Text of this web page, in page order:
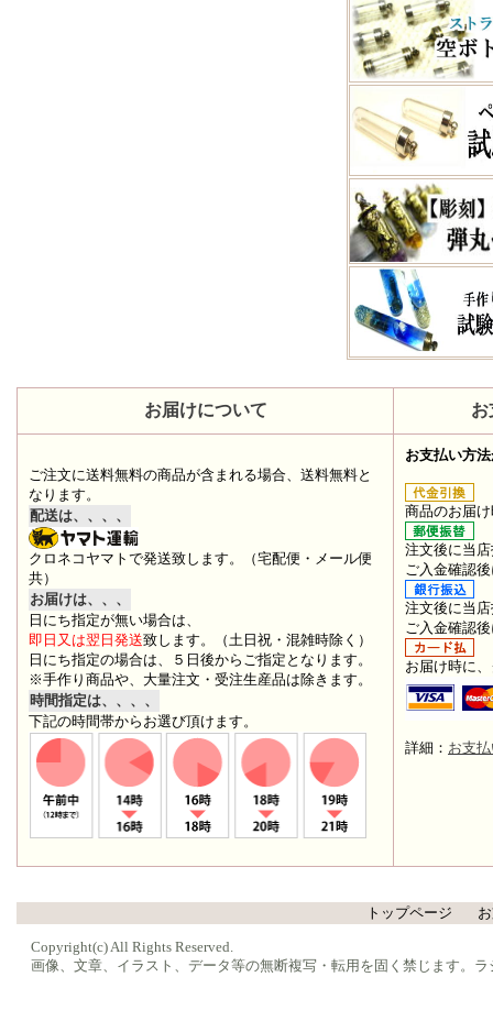
お届けについて お
ご注文に送料無料の商品が含まれる場合、送料無料と
なります。
配送は、、、、
クロネコヤマトで発送致します。（宅配便・メール便
共）
お届けは、、、
日にち指定が無い場合は、
即日又は翌日発送致します。（土日祝・混雑時除く）
日にち指定の場合は、５日後からご指定となります。
※手作り商品や、大量注文・受注生産品は除きます。
時間指定は、、、、
下記の時間帯からお選び頂けます。
お支払い方
商品のお届
注文後に当
ご入金確認
注文後に当
ご入金確認
お届け時に
詳細： お支
トップページ
Copyright(c) All Rights Reserved.
画像、文章、イラスト、データ等の無断複写・転用を固く禁じます。